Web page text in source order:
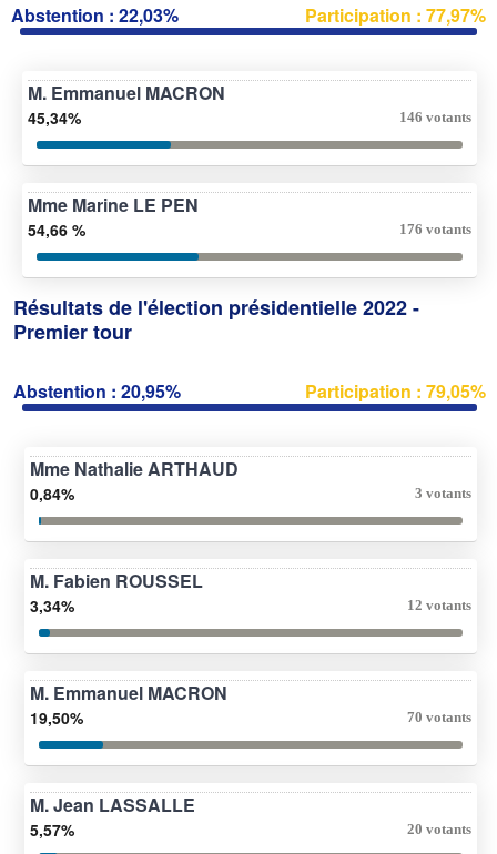
Abstention : 22,03% Participation : 77,97%
M. Emmanuel MACRON
45,34% 146 votants
Mme Marine LE PEN
54,66 % 176 votants
Résultats de l'élection présidentielle 2022 -
Premier tour
Abstention : 20,95% Participation : 79,05%
Mme Nathalie ARTHAUD
0,84% 3 votants
M. Fabien ROUSSEL
3,34% 12 votants
M. Emmanuel MACRON
19,50% 70 votants
M. Jean LASSALLE
5,57% 20 votants